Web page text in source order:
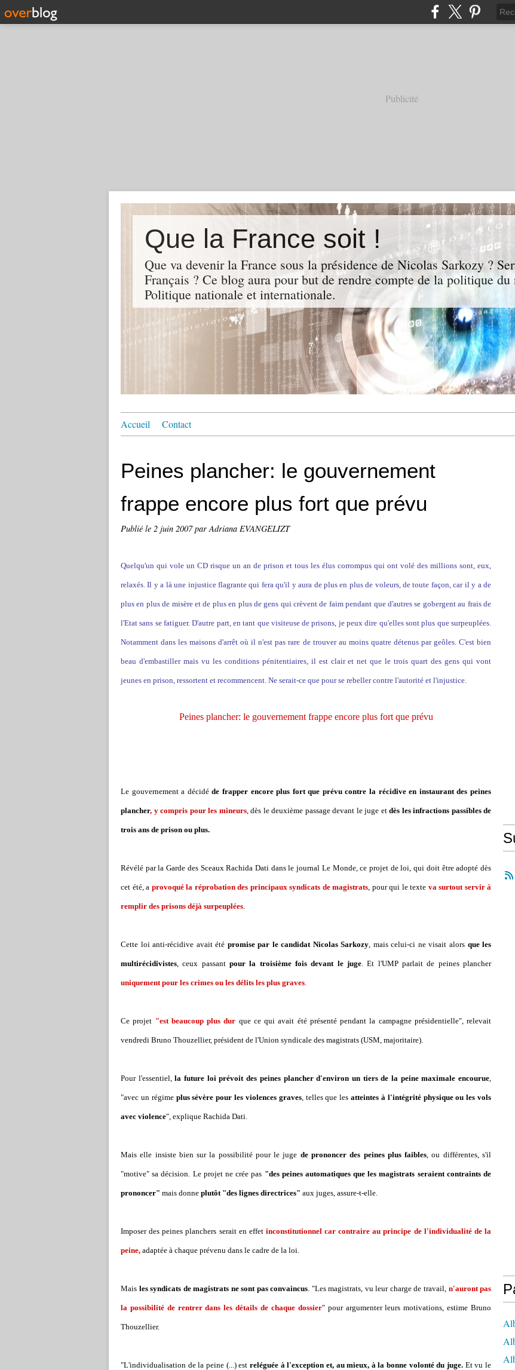
Publicité
Que la France soit !
Que va devenir la France sous la présidence de Nicolas Sarkozy ?
Français ? Ce blog aura pour but de rendre compte de la politique du
Politique nationale et internationale.
Accueil Contact
Peines plancher: le gouvernement
frappe encore plus fort que prévu
Publié le 2 juin 2007par Adriana EVANGELIZT
Quelqu'un qui vole un CD risque un an de prison et tous les élus corrompus qui ont volé des millions sont, eux,
relaxés. Il y a là une injustice flagrante qui fera qu'il y aura de plus en plus de voleurs, de toute façon, car il y a de
plus en plus de misère et de plus en plus de gens qui crèvent de faim pendant que d'autres se gobergent au frais de
l'Etat sans se fatiguer. D'autre part, en tant que visiteuse de prisons, je peux dire qu'elles sont plus que surpeuplées.
Notamment dans les maisons d'arrêt où il n'est pas rare de trouver au moins quatre détenus par geôles. C'est bien
beau d'embastiller mais vu les conditions pénitentiaires, il est clair et net que le trois quart des gens qui vont
jeunes en prison, ressortent et recommencent. Ne serait-ce que pour se rebeller contre l'autorité et l'injustice.
Peines plancher: le gouvernement frappe encore plus fort que prévu
Le gouvernement a décidéde frapper encore plus fort que prévu contre la récidive en instaurant des peines
plancher, y compris pour les mineurs, dès le deuxième passage devant le juge et dès les infractions passibles de
trois ans de prison ou plus.
Révélé par la Garde des Sceaux Rachida Dati dans le journal Le Monde, ce projet de loi, qui doit être adopté dès
cet été, a provoqué la réprobation des principaux syndicats de magistrats, pour qui le texte va surtout servir à
remplir des prisons déjà surpeuplées.
Cette loi anti-récidive avait été promise par le candidat Nicolas Sarkozy, mais celui-ci ne visait alors que les
multirécidivistes, ceux passantpour la troisième fois devant le juge. Et l'UMP parlait de peines plancher
uniquement pour les crimes ou les délits les plus graves.
Ce projet "est beaucoup plus dur que ce qui avait été présenté pendant la campagne présidentielle", relevait
vendredi Bruno Thouzellier, président de l'Union syndicale des magistrats (USM, majoritaire).
Pour l'essentiel,la future loi prévoit des peines plancher d'environ un tiers de la peine maximale encourue,
"avec un régimeplus sévère pour les violences graves, telles que lesatteintes à l'intégrité physique ou les vols
avec violence", explique Rachida Dati.
Mais elle insiste bien sur la possibilité pour le juge de prononcer des peines plus faibles, ou différentes, s'il
"motive" sa décision. Le projet ne crée pas "des peines automatiques que les magistrats seraient contraints de
prononcer" mais donne plutôt "des lignes directrices" aux juges, assure-t-elle.
Imposer des peines planchers serait en effetinconstitutionnel car contraire au principe de l'individualité de la
peine, adaptée à chaque prévenu dans le cadre de la loi.
Mais les syndicats de magistrats ne sont pas convaincus. "Les magistrats, vu leur charge de travail, n'auront pas
la possibilité de rentrer dans les détails de chaque dossier" pour argumenter leurs motivations, estime Bruno
Thouzellier.
"L'individualisation de la peine (...) est reléguée à l'exception et, au mieux, à la bonne volonté du juge. Et vu le